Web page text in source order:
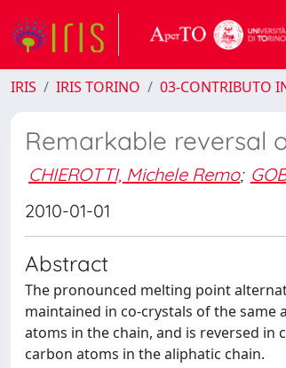
IRIS IRIS TORINO 03-CONTRIBUTO
Remarkable reversal
CHIEROTTI, Michele Remo;
2010-01-01
Abstract
The pronounced melting point
maintained in co-crystals of the same
atoms in the chain, and is reversed in
carbon atoms in the aliphatic chain.